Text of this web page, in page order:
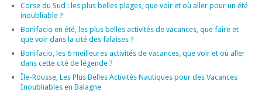
Corse du Sud : les plus belles plages, que voir et où aller pour un été
inoubliable ?
Bonifacio en été, les plus belles activités de vacances, que faire et
que voir dans la cité des falaises ?
Bonifacio, les 6 meilleures activités de vacances, que voir et où aller
dans cette cité de légende ?
Île-Rousse, Les Plus Belles Activités Nautiques pour des Vacances
Inoubliables en Balagne